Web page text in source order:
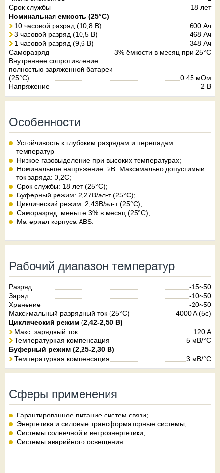
Срок службы
18 лет
Номинальная емкость (25°С)
10 часовой разряд (10,8 В)
600 Ач
3 часовой разряд (10,5 В)
468 Ач
1 часовой разряд (9,6 В)
348 Ач
Саморазряд
3% ёмкости в месяц при 25°С
Внутреннее сопротивление
полностью заряженной батареи
(25°C)
0.45 мОм
Напряжение
2 В
Особенности
Устойчивость к глубоким разрядам и перепадам
температур;
Низкое газовыделение при высоких температурах;
Номинальное напряжение: 2В. Максимально допустимый
ток заряда: 0,2C;
Срок службы: 18 лет (25°С);
Буферный режим: 2,27В/эл-т (25°С);
Циклический режим: 2,43В/эл-т (25°С);
Саморазряд: меньше 3% в месяц (25°C);
Материал корпуса ABS.
Рабочий диапазон температур
Разряд
-15~50
Заряд
-10~50
Хранение
-20~50
Максимальный разрядный ток (25°С)
4000 A (5c)
Циклический режим (2,42-2,50 В)
Макс. зарядный ток
120 A
Температурная компенсация
5 мВ/°С
Буферный режим (2,25-2,30 В)
Температурная компенсация
3 мВ/°С
Сферы применения
Гарантированное питание систем связи;
Энергетика и силовые трансформаторные системы;
Системы солнечной и ветроэнергетики;
Системы аварийного освещения.